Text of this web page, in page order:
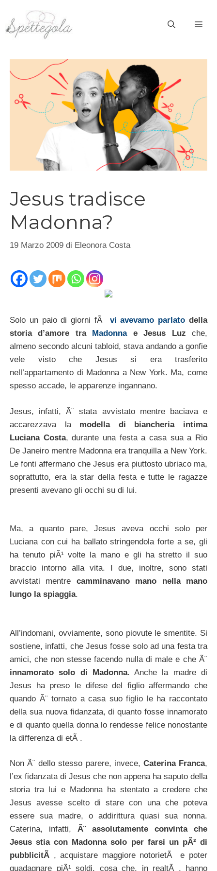
contenuto
Jesus tradisce
Madonna?
19 Marzo 2009 di Eleonora Costa
Solo un paio di giorni fÃ vi avevamo parlato della
storia d’amore tra
Madonnae Jesus Luz che,
almeno secondo alcuni tabloid, stava andando a gonfie
vele visto che Jesus si era trasferito
nell’appartamento di Madonna a New York. Ma, come
spesso accade, le apparenze ingannano.
Jesus, infatti, Ã¨ stata avvistato mentre baciava e
accarezzava la modella di biancheria intima
Luciana Costa, durante una festa a casa sua a Rio
De Janeiro mentre Madonna era tranquilla a New York.
Le fonti affermano che Jesus era piuttosto ubriaco ma,
soprattutto, era la star della festa e tutte le ragazze
presenti avevano gli occhi su di lui.
Ma, a quanto pare, Jesus aveva occhi solo per
Luciana con cui ha ballato stringendola forte a se, gli
ha tenuto piÃ¹ volte la mano e gli ha stretto il suo
braccio intorno alla vita. I due, inoltre, sono stati
avvistati mentre camminavano mano nella mano
lungo la spiaggia.
All’indomani, ovviamente, sono piovute le smentite. Si
sostiene, infatti, che Jesus fosse solo ad una festa tra
amici, che non stesse facendo nulla di male e che Ã¨
innamorato solo di Madonna. Anche la madre di
Jesus ha preso le difese del figlio affermando che
quando Ã¨ tornato a casa suo figlio le ha raccontato
della sua nuova fidanzata, di quanto fosse innamorato
e di quanto quella donna lo rendesse felice nonostante
la differenza di etÃ .
Non Ã¨ dello stesso parere, invece, Caterina Franca,
l’ex fidanzata di Jesus che non appena ha saputo della
storia tra lui e Madonna ha stentato a credere che
Jesus avesse scelto di stare con una che poteva
essere sua madre, o addirittura quasi sua nonna.
Caterina, infatti, Ã¨ assolutamente convinta che
Jesus stia con Madonna solo per farsi un pÃ² di
pubblicitÃ , acquistare maggiore notorietÃ e poter
guadagnare piÃ¹ soldi, cosa che, in realtÃ , hanno